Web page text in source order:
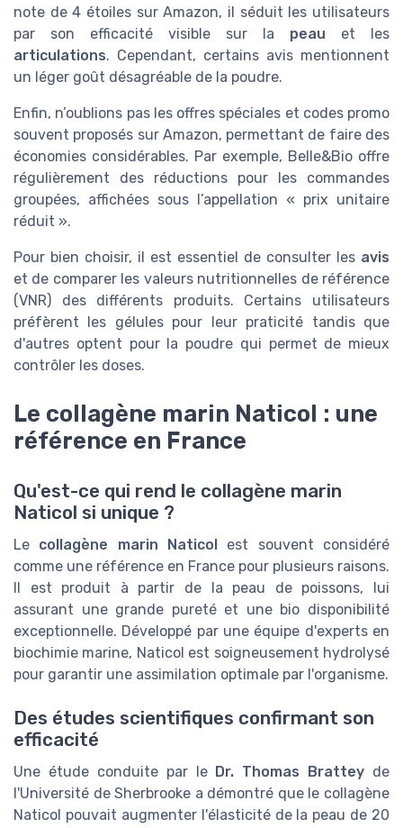
note de 4 étoiles sur Amazon, il séduit les utilisateurs
par son efficacité visible sur la peau et les
articulations. Cependant, certains avis mentionnent
un léger goût désagréable de la poudre.
Enfin, n’oublions pas les offres spéciales et codes promo
souvent proposés sur Amazon, permettant de faire des
économies considérables. Par exemple, Belle&Bio offre
régulièrement des réductions pour les commandes
groupées, affichées sous l’appellation « prix unitaire
réduit ».
Pour bien choisir, il est essentiel de consulter les avis
et de comparer les valeurs nutritionnelles de référence
(VNR) des différents produits. Certains utilisateurs
préfèrent les gélules pour leur praticité tandis que
d'autres optent pour la poudre qui permet de mieux
contrôler les doses.
Le collagène marin Naticol : une
référence en France
Qu'est-ce qui rend le collagène marin
Naticol si unique ?
Le collagène marin Naticol est souvent considéré
comme une référence en France pour plusieurs raisons.
Il est produit à partir de la peau de poissons, lui
assurant une grande pureté et une bio disponibilité
exceptionnelle. Développé par une équipe d'experts en
biochimie marine, Naticol est soigneusement hydrolysé
pour garantir une assimilation optimale par l'organisme.
Des études scientifiques confirmant son
efficacité
Une étude conduite par le Dr. Thomas Brattey de
l'Université de Sherbrooke a démontré que le collagène
Naticol pouvait augmenter l'élasticité de la peau de 20